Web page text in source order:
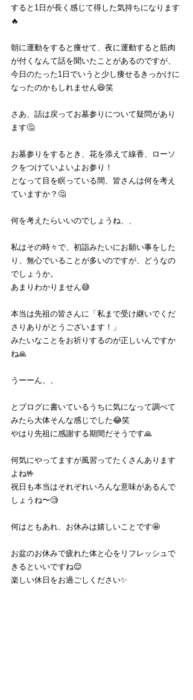
すると1日が長く感じて得した気持ちになります
🔥
朝に運動をすると痩せて、夜に運動すると筋肉
が付くなんて話を聞いたことがあるのですが、
今日のたった1日でいうと少し痩せるきっかけに
なったのかもしれません😆笑
さあ、話は戻ってお墓参りについて疑問があり
ます🤔
お墓参りをするとき、花を添えて線香、ローソ
クをつけていよいよお参り！
となって目を瞑っている間、皆さんは何を考え
ていますか？🤔
何を考えたらいいのでしょうね、、
私はその時々で、初詣みたいにお願い事をした
り、無心でいることが多いのですが、どうなの
でしょうか。
あまりわかりません😅
本当は先祖の皆さんに「私まで受け継いでくだ
さりありがとうございます！」
みたいなことをお祈りするのが正しいんですか
ね🙏
うーーん、、
とブログに書いているうちに気になって調べて
みたら大体そんな感じでした😂笑
やはり先祖に感謝する期間だそうです🙏
何気にやってますが風習ってたくさんあります
よね🤟
祝日も本当はそれぞれいろんな意味があるんで
しょうね〜🧐
何はともあれ、お休みは嬉しいことです🤩
お盆のお休みで疲れた体と心をリフレッシュで
きるといいですね😌
楽しい休日をお過ごしください✨